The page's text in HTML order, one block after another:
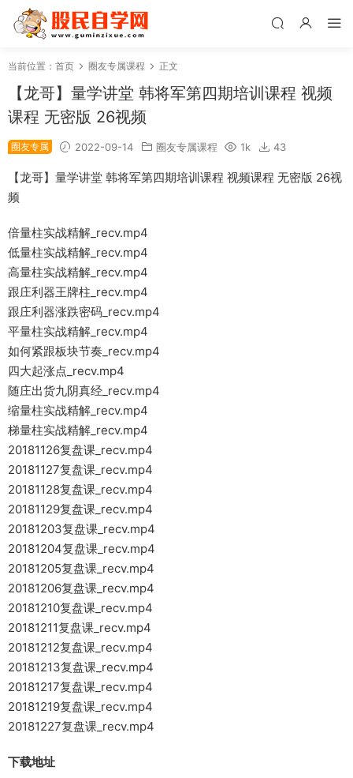
当前位置： 首页 圈友专属课程 正文
【龙哥】量学讲堂 韩将军第四期培训课程 视频
课程 无密版 26视频
圈友专属 2022-09-14 圈友专属课程 1k 43
【龙哥】量学讲堂 韩将军第四期培训课程 视频课程 无密版 26视
频
倍量柱实战精解_recv.mp4
低量柱实战精解_recv.mp4
高量柱实战精解_recv.mp4
跟庄利器王牌柱_recv.mp4
跟庄利器涨跌密码_recv.mp4
平量柱实战精解_recv.mp4
如何紧跟板块节奏_recv.mp4
四大起涨点_recv.mp4
随庄出货九阴真经_recv.mp4
缩量柱实战精解_recv.mp4
梯量柱实战精解_recv.mp4
20181126复盘课_recv.mp4
20181127复盘课_recv.mp4
20181128复盘课_recv.mp4
20181129复盘课_recv.mp4
20181203复盘课_recv.mp4
20181204复盘课_recv.mp4
20181205复盘课_recv.mp4
20181206复盘课_recv.mp4
20181210复盘课_recv.mp4
20181211复盘课_recv.mp4
20181212复盘课_recv.mp4
20181213复盘课_recv.mp4
20181217复盘课_recv.mp4
20181219复盘课_recv.mp4
20181227复盘课_recv.mp4
下载地址